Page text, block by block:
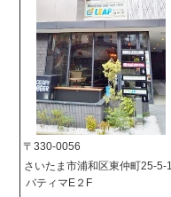
〒330-0056
さいたま市浦和区東仲町25-5-1
バティマE２F